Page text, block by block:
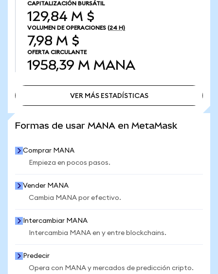
CAPITALIZACIÓN BURSÁTIL
129,84 M $
VOLUMEN DE OPERACIONES (24 H)
7,98 M $
OFERTA CIRCULANTE
1958,39 M MANA
VER MÁS ESTADÍSTICAS
Formas de usar MANA en MetaMask
Comprar MANA
Empieza en pocos pasos.
Vender MANA
Cambia MANA por efectivo.
Intercambiar MANA
Intercambia MANA en y entre blockchains.
Predecir
Opera con MANA y mercados de predicción cripto.